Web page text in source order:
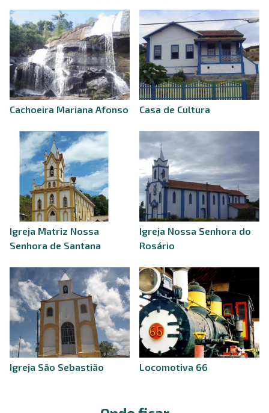
Cachoeira Mariana Afonso Casa de Cultura
Igreja Matriz Nossa
Senhora de Santana
Igreja Nossa Senhora do
Rosário
Igreja São Sebastião Locomotiva 66